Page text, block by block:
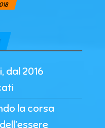
dal 2016
la corsa